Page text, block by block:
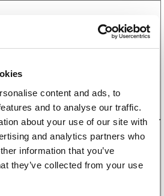
content and ads, to
and to analyse our traffic.
about your use of our site with
and analytics partners who
information that you’ve
they’ve collected from your use
160×35 4×100
200×50 4×100